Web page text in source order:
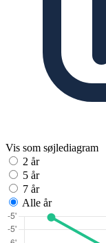
Vis som søjlediagram
2 år
5 år
7 år
Alle år